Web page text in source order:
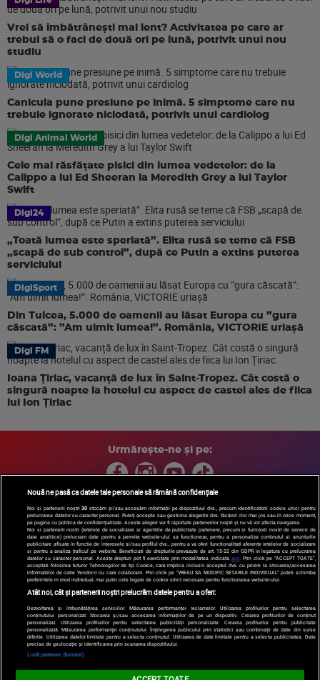
Vrei să îmbătrânești mai lent? Activitatea pe care ar
trebui să o faci de două ori pe lună, potrivit unui nou
studiu
Digi World
Canicula pune presiune pe inimă. 5 simptome care nu
trebuie ignorate niciodată, potrivit unui cardiolog
Digi Animal World
Cele mai răsfățate pisici din lumea vedetelor: de la
Calippo a lui Ed Sheeran la Meredith Grey a lui Taylor
Swift
Digi24
„Toată lumea este speriată”. Elita rusă se teme că FSB
„scapă de sub control”, după ce Putin a extins puterea
serviciului
DigiSport
Din Tulcea, 5.000 de oamenii au lăsat Europa cu ”gura
căscată”: ”Am uimit lumea!”. România, VICTORIE uriașă
Digi FM
Ioana Țiriac, vacanță de lux în Saint-Tropez. Cât costă o
singură noapte la hotelul cu aspect de castel ales de fiica
lui Ion Țiriac
Urmărește-ne și pe:
Copyright © 2026 / DIGI ROMANIA S.A.
Arhiva
Comunicate de presă Politica de confidentialitate
Termeni
si conditii
Gestionați preferințele| Contact/Info Codul etic
Nouă ne pasă ca datele tale personale să rămână confidențiale
Noi și partenerii noștri30 stocăm și/sau accesăm informații pe dispozitivul dvs., precum identificatorii cookie unici pentru
prelucrarea datelor cu caracter personal. Puteți accepta sau gestiona alegerile dvs. făcând clic mai jos sau în orice moment,
pe pagina cu politica de confidențialitate. Aceste alegeri vor fi raportate partenerilor noștri și nu vă vor afecta navigarea.
Noi si partenerii nostri (retelele de socializare si agentiile de publicitate partenere, precum si furnizorii nostri de servicii de
date analitice) prelucram date pentru a permite website-ului sa functioneze, pentru a personaliza continutul si anunturile
publicitare afisate in functie de interesele si/sau profilul dvs., pentru a va oferi functionalitati aferente retelelor de socializare
si pentru a analiza traficul pe website. Beneficiati de drepturile prevazute de art. 15-22 din GDPR in legatura cu prelucrarea
datelor cu caracter personal. Aceste drepturi pot fi exercitate prin modalitatea indicata aici. Prin click pe “ACCEPT TOATE”,
acceptati folosirea tuturor Tehnologiilor de tip Cookie, care implica inclusiv acceptul dvs. cu privire la stocarea/accesarea
informatiilor de catre Vendor-ii cu care colaboram. Prin click pe “VREAU SA MODIFIC SETARILE INDIVIDUAL” puteti schimba
preferintele in mod individual, mai putin cele legate de cookie strict necesare pentru functionarea website-ului.
Atât noi, cât și partenerii noștri prelucrăm datele pentru a oferi:
Dezvoltarea și îmbunătățirea serviciilor. Măsurarea performanței reclamelor. Utilizarea profilurilor pentru selectarea
conținutului personalizat. Stocarea și/sau accesarea informațiilor de pe un dispozitiv. Crearea profilurilor de conținut
personalizat. Utilizarea profilurilor pentru selectarea publicității personalizate. Crearea profilurilor pentru publicitate
personalizată. Măsurarea performanței conținutului. Înțelegerea publicului prin statistici sau combinații de date din surse
diferite. Utilizarea datelor limitate pentru a selecta conținutul. Utilizarea de date limitate pentru a selecta publicitatea. Date
precise de geolocație și identificarea prin scanarea dispozitivului.
Listă parteneri (furnizori)